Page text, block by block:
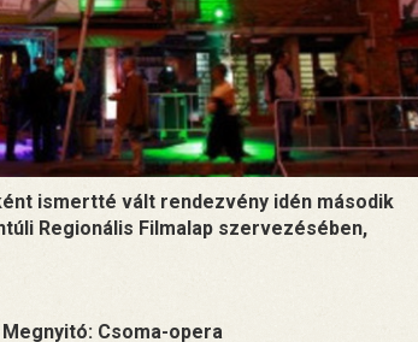
ismertté vált rendezvény idén második
Regionális Filmalap szervezésében,
Megnyitó: Csoma-opera